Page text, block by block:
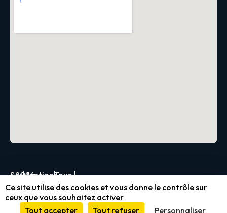
Servica
2026
|Mentions
légales
et
|Tous
droits
réservés
|
Ce site utilise des cookies et vous donne le contrôle sur
ceux que vous souhaitez activer
Tout accepter
Tout refuser Personnaliser